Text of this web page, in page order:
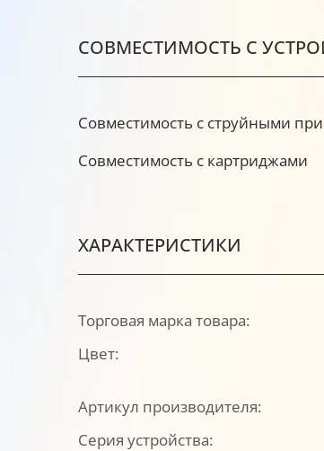
СОВМЕСТИМОСТЬ С
Совместимость с струйными
Совместимость с картриджами
ХАРАКТЕРИСТИКИ
Торговая марка товара:
Цвет:
Артикул производителя:
Серия устройства: